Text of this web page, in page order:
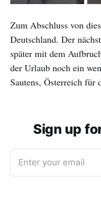
Zum Abschluss von
Deutschland. Der
später mit dem
der Urlaub noch ein
Sautens, Österreich für
Sign up
Enter your email